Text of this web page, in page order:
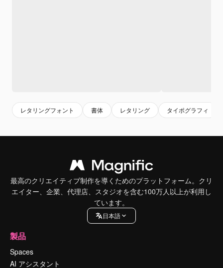
レタリングフォント 書体 レタリング タイポグラフィ
最高のクリエイティブ制作を導くためのプラットフォーム。クリ
エイター、企業、代理店、スタジオを含む100万人以上が利用し
ています。
日本語
製品
Spaces
AI アシスタント